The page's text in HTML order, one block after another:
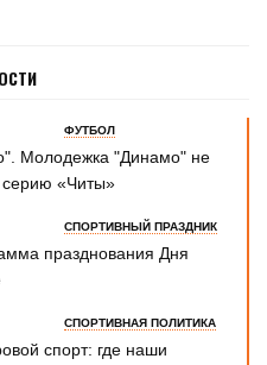
ФУТБОЛ
Молодежка "Динамо" не
серию «Читы»
СПОРТИВНЫЙ ПРАЗДНИК
празднования Дня
СПОРТИВНАЯ ПОЛИТИКА
спорт: где наши